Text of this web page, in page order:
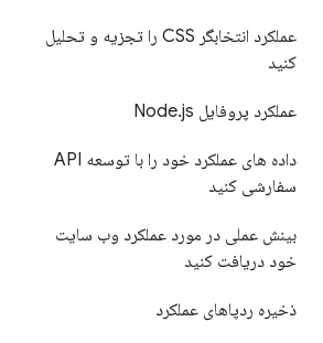
عملکرد انتخابگر CSS را تجزیه و تحلیل
کنید
عملکرد پروفایل Node .js
داده های عملکرد خود را با توسعه API
سفارشی کنید
بینش عملی در مورد عملکرد وب سایت
خود دریافت کنید
ذخیره ردپاهای عملکرد